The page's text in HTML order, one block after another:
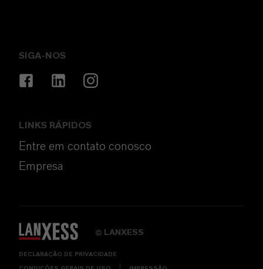
SIGA-NOS
LINKS RÁPIDOS
Entre em contato conosco
Empresa
© LANXESS
DECLARAÇÃO DE PRIVACIDADE